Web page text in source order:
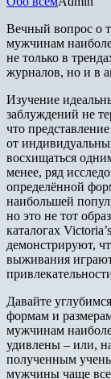
Вечный вопрос о
мужчинам
не только в
журналов, но и в
Изучение
заблуждений не
что
от
восхищаться
менее, ряд
определённой
наибольшей
но это не тот
каталогах
демонстрируют,
выживания
Давайте
формам и
мужчинам
удивлены – или,
полученным
мужчины чаще